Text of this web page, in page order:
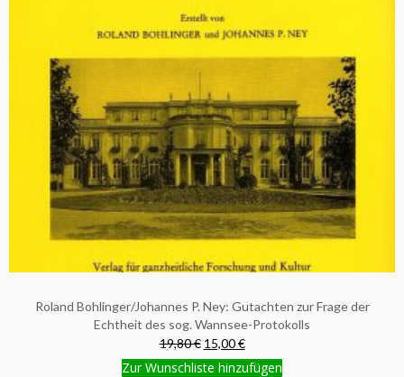
Roland Bohlinger/Johannes P. Ney: Gutachten zur Frage der
Echtheit des sog. Wannsee-Protokolls
19,80 € 15,00 €
Zur Wunschliste hinzufügen